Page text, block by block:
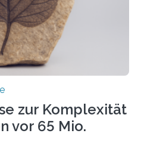
2025 in der
zur Komplexität
vor 65 Mio.